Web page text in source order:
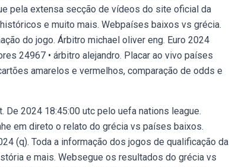
pela extensa secção de vídeos do site oficial da
e muito mais. Webpaíses baixos vs grécia.
do jogo. Árbitro michael oliver eng. Euro 2024
24967 • árbitro alejandro. Placar ao vivo países
amarelos e vermelhos, comparação de odds e
De 2024 18:45:00 utc pelo uefa nations league.
em direto o relato do grécia vs países baixos.
(q). Toda a informação dos jogos de qualificação da
e mais. Websegue os resultados do grécia vs